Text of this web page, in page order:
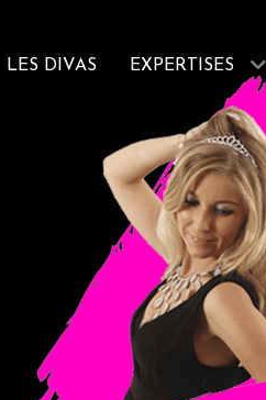
LES DIVAS EXPERTISES